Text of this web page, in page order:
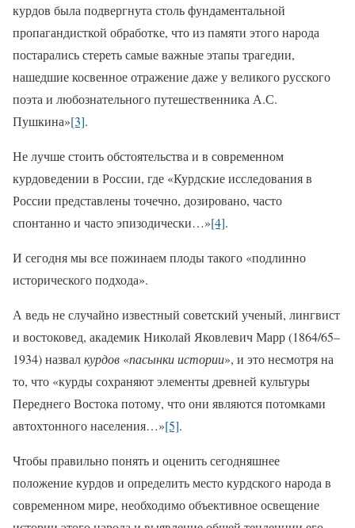
курдов была подвергнута столь фундаментальной
пропагандисткой обработке, что из памяти этого народа
постарались стереть самые важные этапы трагедии,
нашедшие косвенное отражение даже у великого русского
поэта и любознательного путешественника А.С.
Пушкина»[3].
Не лучше стоить обстоятельства и в современном
курдоведении в России, где «Курдские исследования в
России представлены точечно, дозировано, часто
спонтанно и часто эпизодически…»[4].
И сегодня мы все пожинаем плоды такого «подлинно
исторического подхода».
А ведь не случайно известный советский ученый, лингвист
и востоковед, академик Николай Яковлевич Марр (1864/65–
1934) назвалкурдов «пасынки истории», и это несмотря на
то, что «курды сохраняют элементы древней культуры
Переднего Востока потому, что они являются потомками
автохтонного населения…»[5].
Чтобы правильно понять и оценить сегодняшнее
положение курдов и определить место курдского народа в
современном мире, необходимо объективное освещение